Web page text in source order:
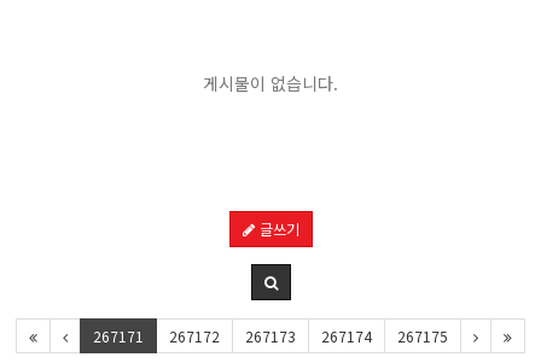
게시물이 없습니다.
글쓰기
267171 267172 267173 267174 267175